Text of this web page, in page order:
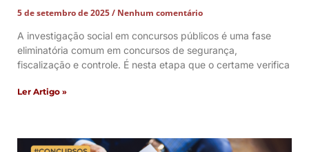
5 de setembro de 2025
Nenhum comentário
A investigação social em concursos públicos é uma fase
eliminatória comum em concursos de segurança,
fiscalização e controle. É nesta etapa que o certame verifica
Ler Artigo »